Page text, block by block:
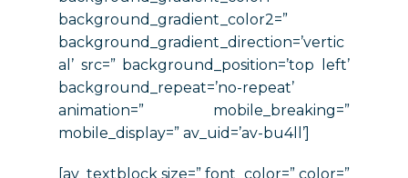
background_gradient_color2=”
background_gradient_direction=’vertic
al’ src=” background_position=’top left’
background_repeat=’no-repeat’
animation=” mobile_breaking=”
mobile_display=” av_uid=’av-bu4ll’]
[av_textblock size=” font_color=” color=”